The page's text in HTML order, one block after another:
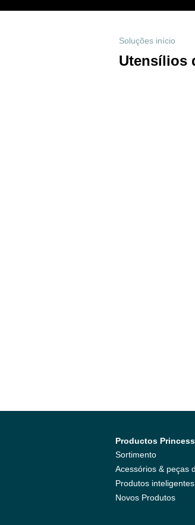
Soluções início
Utensílios
Productos Princess
Sortimento
Acessórios & peças
Produtos inteligentes
Novos Produtos